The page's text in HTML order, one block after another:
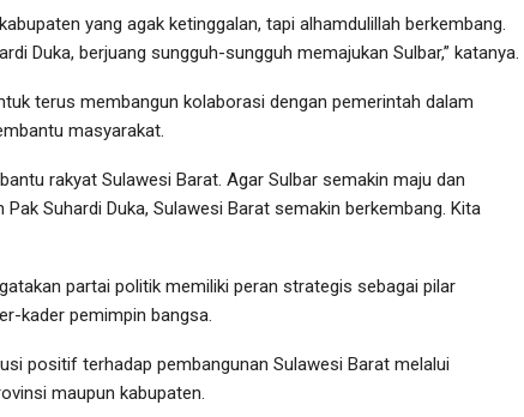
yang agak ketinggalan, tapi alhamdulillah berkembang.
Duka, berjuang sungguh-sungguh memajukan Sulbar,” katanya.
terus membangun kolaborasi dengan pemerintah dalam
masyarakat.
rakyat Sulawesi Barat. Agar Sulbar semakin maju dan
Suhardi Duka, Sulawesi Barat semakin berkembang. Kita
partai politik memiliki peran strategis sebagai pilar
kader pemimpin bangsa.
positif terhadap pembangunan Sulawesi Barat melalui
maupun kabupaten.